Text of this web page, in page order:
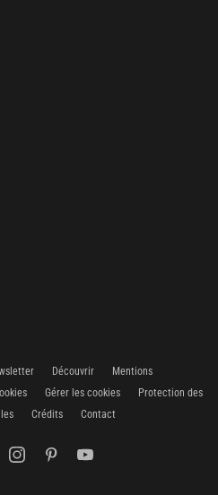
Découvrir
Mentions
Gérer les cookies
Protection des
Crédits Contact